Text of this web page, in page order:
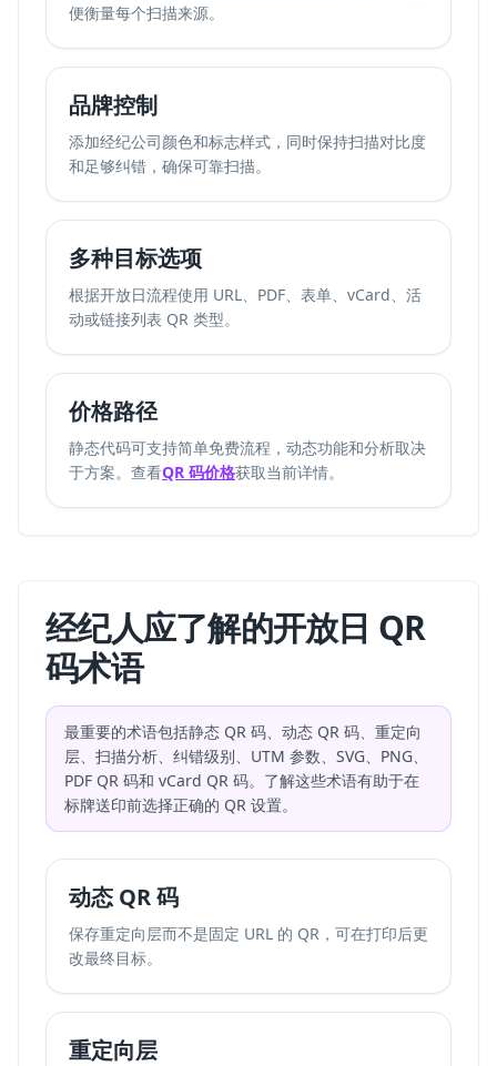
便衡量每个扫描来源。
品牌控制
添加经纪公司颜色和标志样式，同时保持扫描对比度
和足够纠错，确保可靠扫描。
多种目标选项
根据开放日流程使用 URL、PDF、表单、vCard、活
动或链接列表 QR 类型。
价格路径
静态代码可支持简单免费流程，动态功能和分析取决
于方案。查看QR 码价格获取当前详情。
经纪人应了解的开放日 QR
码术语
最重要的术语包括静态 QR 码、动态 QR 码、重定向
层、扫描分析、纠错级别、UTM 参数、SVG、PNG、
PDF QR 码和 vCard QR 码。了解这些术语有助于在
标牌送印前选择正确的 QR 设置。
动态 QR 码
保存重定向层而不是固定 URL 的 QR，可在打印后更
改最终目标。
重定向层